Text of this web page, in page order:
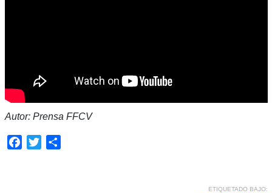
Autor: Prensa FFCV
Facebook
Twitter
ETIQUETADO BAJO: